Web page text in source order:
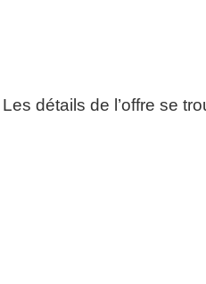
Les détails de l’offre se